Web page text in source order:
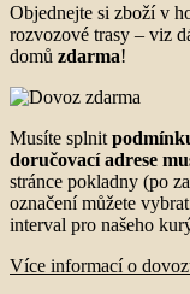
Objednejte si zboží v
rozvozové trasy – viz
domů zdarma!
Musíte splnit
doručovací adrese
stránce pokladny (po
označení můžete
interval pro našeho
Více informací o